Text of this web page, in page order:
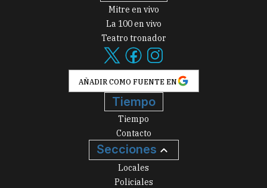
Mitre en vivo
La 100 en vivo
Teatro tronador
AÑADIR COMO FUENTE EN
Tiempo
Tiempo
Contacto
Secciones
Locales
Policiales